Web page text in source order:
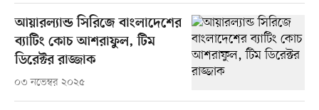
আয়ারল্যান্ড সিরিজে বাংলাদেশের
ব্যাটিং কোচ আশরাফুল, টিম
ডিরেক্টর রাজ্জাক
০৩ নভেম্বর ২০২৫